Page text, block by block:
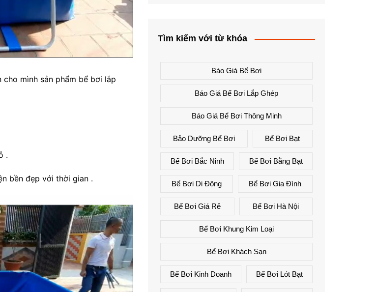
mình sản phẩm bể bơi lắp
.
bền đẹp với thời gian .
Tìm kiếm với từ khóa
Báo Giá Bể Bơi
Báo Giá Bể Bơi Lắp Ghép
Báo Giá Bể Bơi Thông Minh
Bảo Dưỡng Bể Bơi Bể Bơi Bạt
Bể Bơi Bắc Ninh Bể Bơi Bằng Bạt
Bể Bơi Di Động Bể Bơi Gia Đình
Bể Bơi Giá Rẻ Bể Bơi Hà Nội
Bể Bơi Khung Kim Loại
Bể Bơi Khách Sạn
Bể Bơi Kinh Doanh Bể Bơi Lót Bạt